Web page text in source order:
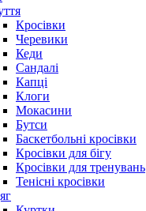
Кросівки
Черевики
Кеди
Сандалі
Капці
Клоги
Мокасини
Бутси
Баскетбольні кросівки
Кросівки для бігу
Кросівки для тренувань
Тенісні кросівки